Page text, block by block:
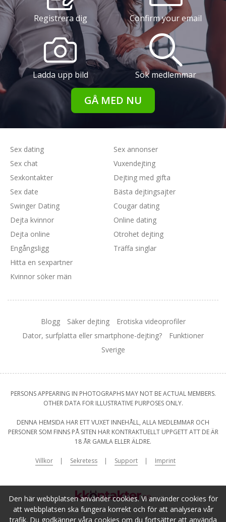
Registrera dig Confirm your email
Ladda upp bild Sök medlemmar
GÅ MED NU
Den här webbplatsen använder cookies. Vi använder cookies för
att webbplatsen ska fungera korrekt och för att analysera vår
trafik. Du godkänner våra cookies om du fortsätter att använda
Sex dating
Sex chat
Sexkontakter
Sex date
Swinger Dating
Sex annonser
Vuxendejting
Dejting med gifta
Bästa dejtingsajter
Cougar dating
Dejta kvinnor
Dejta online
Engångsligg
Hitta en sexpartner
Kvinnor söker män
Online dating
Otrohet dejting
Träffa singlar
Blogg Säker dejting
Erotiska videoprofiler
Dator, surfplatta eller smartphone-dejting?
Funktioner
Sverige
PERSONS APPEARING IN PHOTOGRAPHS MAY NOT BE ACTUAL MEMBERS.
OTHER DATA FOR ILLUSTRATIVE PURPOSES ONLY.
DENNA HEMSIDA HAR ETT VUXET INNEHÅLL, ALLA MEDLEMMAR OCH
PERSONER SOM FINNS PÅ SITEN HAR KONTRAKTUELLT UPPGETT ATT DE ÄR
18 ÅR GAMLA ELLER ÄLDRE.
Villkor Sekretess Support Imprint